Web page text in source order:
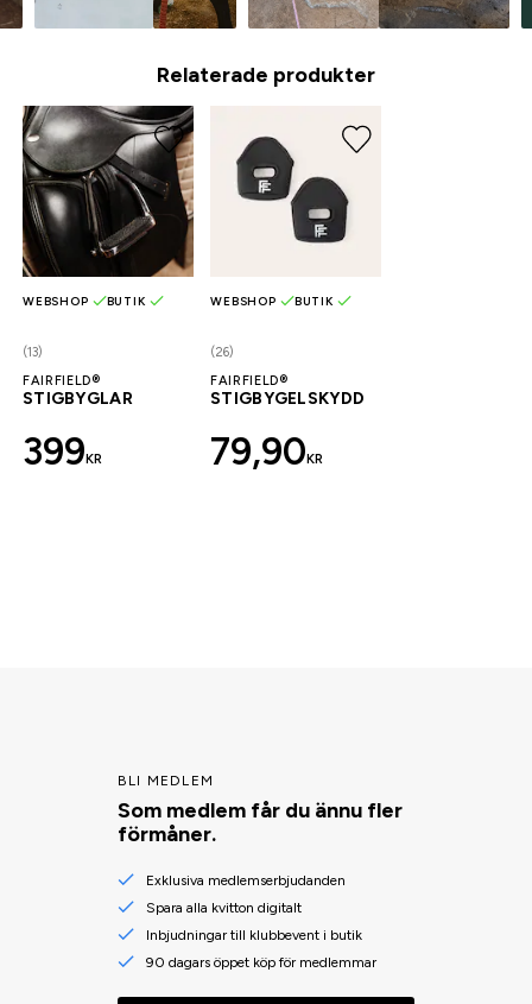
Relaterade produkter
(13)
WEBSHOP BUTIK
FAIRFIELD®
STIGBYGLAR
399KR
(26)
WEBSHOP BUTIK
FAIRFIELD®
STIGBYGELSKYDD
79,90KR
BLI MEDLEM
Som medlem får du ännu fler
förmåner.
Exklusiva medlemserbjudanden
Spara alla kvitton digitalt
Inbjudningar till klubbevent i butik
90 dagars öppet köp för medlemmar